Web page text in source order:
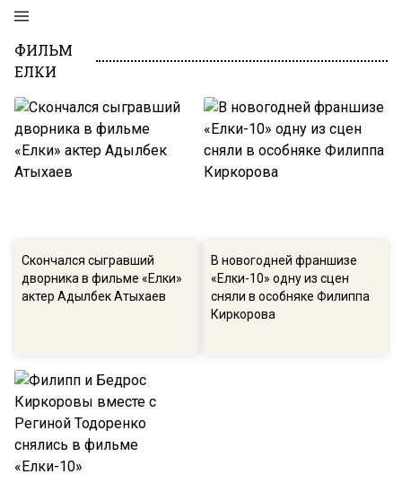
ФИЛЬМ
ЕЛКИ
Скончался сыгравший
дворника в фильме «Елки»
актер Адылбек Атыхаев
В новогодней франшизе
«Елки-10» одну из сцен
сняли в особняке Филиппа
Киркорова